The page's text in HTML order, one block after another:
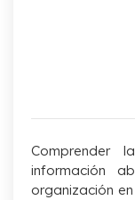
Comprender
información
organización